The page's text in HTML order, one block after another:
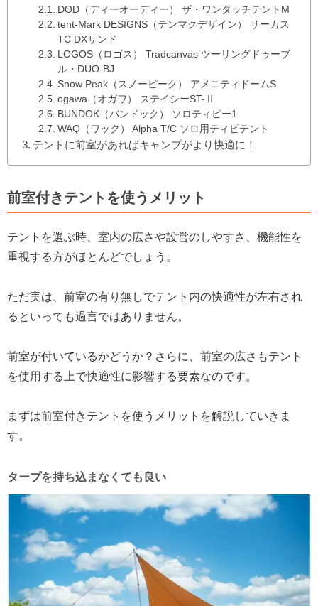
DOD（ディーオーディー） ザ・ワンタッチテントM
tent-Mark DESIGNS（テンマクデザイン） サーカス
TC DXサンド
LOGOS（ロゴス） Tradcanvas ツーリングドゥーブ
ル・DUO-BJ
Snow Peak（スノーピーク） アメニティドームS
ogawa（オガワ） ステイシーST-Ⅱ
BUNDOK（バンドック） ソロティピー1
WAQ（ワック） Alpha T/C ソロ用ティピテント
テントに前室があればキャンプがより快適に！
前室付きテントを使うメリット
テントを選ぶ時、室内の広さや設営のしやすさ、機能性を
重視する方がほとんどでしょう。
ただ実は、前室の有り無しでテント内の快適性が左右され
るといっても過言ではありません。
前室が付いているかどうか？さらに、前室の広さもテント
を使用する上で快適性に影響する要素なのです。
まずは前室付きテントを使うメリットを解説していきま
す。
タープを持ち込まなくても良い